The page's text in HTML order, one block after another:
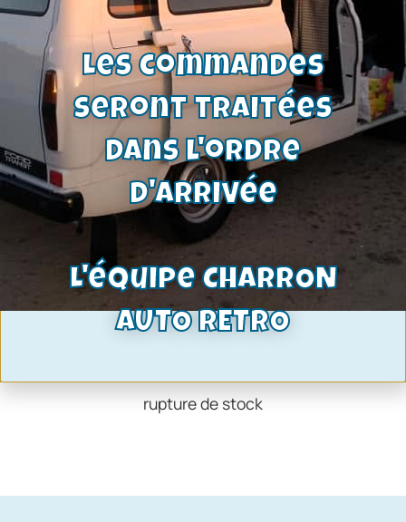
rupture de stock
Les commandes
seront traitées
dans l'ordre
d'arrivée
L'équipe CHARRON
AUTO RETRO